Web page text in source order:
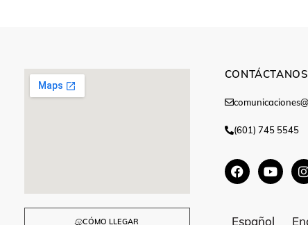
CÓMO LLEGAR
CONTÁCTANOS
(601) 745 5545
Español